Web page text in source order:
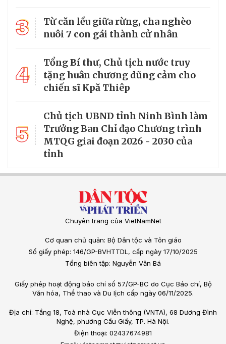
3
Từ căn lều giữa rừng, cha nghèo
nuôi 7 con gái thành cử nhân
4
Tổng Bí thư, Chủ tịch nước truy
tặng huân chương dũng cảm cho
chiến sĩ Kpă Thiêp
5
Chủ tịch UBND tỉnh Ninh Bình làm
Trưởng Ban Chỉ đạo Chương trình
MTQG giai đoạn 2026 - 2030 của
tỉnh
Chuyên trang của VietNamNet
Cơ quan chủ quản: Bộ Dân tộc và Tôn giáo
Số giấy phép: 146/GP-BVHTTDL, cấp ngày 17/10/2025
Tổng biên tập: Nguyễn Văn Bá
Giấy phép hoạt động báo chí số 57/GP-BC do Cục Báo chí, Bộ
Văn hóa, Thể thao và Du lịch cấp ngày 06/11/2025.
Địa chỉ: Tầng 18, Toà nhà Cục Viễn thông (VNTA), 68 Dương Đình
Nghệ, phường Cầu Giấy, TP. Hà Nội.
Điện thoại: 02437674981